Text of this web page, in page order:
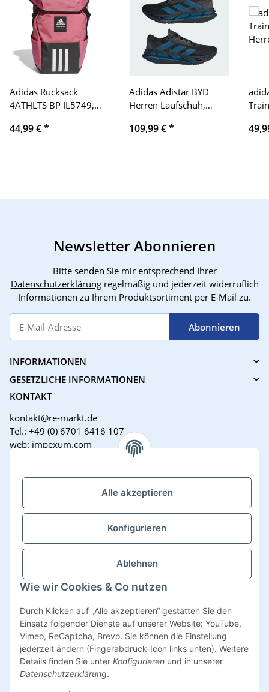
Alle akzeptieren
Konfigurieren
Ablehnen
Wie wir Cookies & Co nutzen
Durch Klicken auf „Alle akzeptieren“ gestatten Sie den
Einsatz folgender Dienste auf unserer Website: YouTube,
Vimeo, ReCaptcha, Brevo. Sie können die Einstellung
jederzeit ändern (Fingerabdruck-Icon links unten). Weitere
Details finden Sie unter Konfigurieren und in unserer
Datenschutzerklärung.
Adidas Rucksack
4ATHLTS BP IL5749,
sportlich, robust,
44,99 €*
Adidas Adistar BYD
Herren Laufschuh,
atmungsaktiv,
109,99 €*
Newsletter Abonnieren
Bitte senden Sie mir entsprechend Ihrer
Datenschutzerklärungregelmäßig und jederzeit widerruflich
Informationen zu Ihrem Produktsortiment per E-Mail zu.
Abonnieren
INFORMATIONEN
GESETZLICHE INFORMATIONEN
KONTAKT
kontakt@re-markt.de
Tel.: +49 (0) 6701 6416 107
web: impexum.com
Mo-Fr: 08:00 - 17:00 Uhr
* Alle Preise inkl. gesetzlicher USt., zzgl.